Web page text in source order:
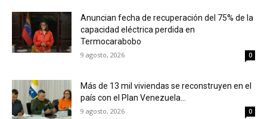
Anuncian fecha de recuperación del 75% de la
capacidad eléctrica perdida en
Termocarabobo
9 agosto, 2026 0
Más de 13 mil viviendas se reconstruyen en el
país con el Plan Venezuela...
9 agosto, 2026 0